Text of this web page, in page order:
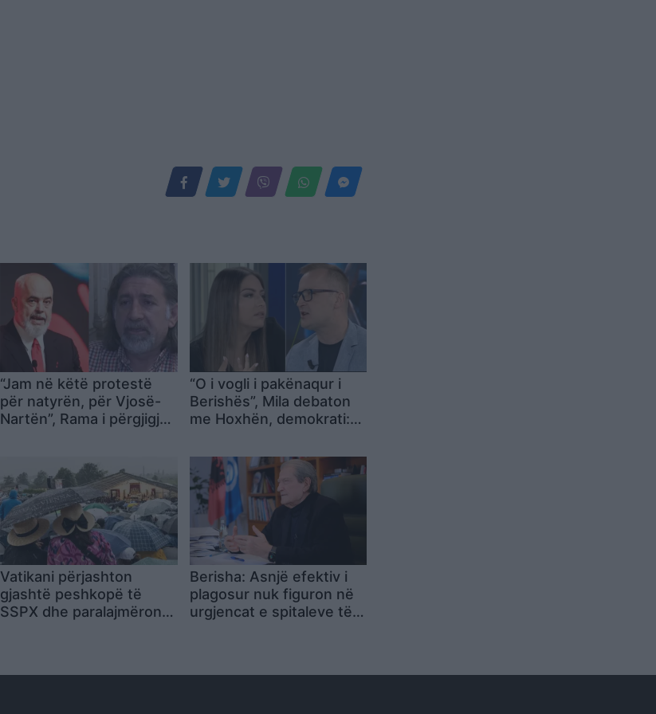
“Jam në këtë protestë
për natyrën, për Vjosë-
Nartën”, Rama i përgjigjet
qeverinë
“O i vogli i pakënaqur i
Berishës”, Mila debaton
me Hoxhën, demokrati:
Vatikani përjashton
gjashtë peshkopë të
SSPX dhe paralajmëron
Berisha: Asnjë efektiv i
plagosur nuk figuron në
urgjencat e spitaleve të